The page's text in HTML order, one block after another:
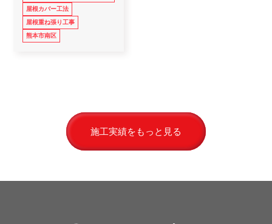
屋根カバー工法
屋根重ね張り工事
熊本市南区
施工実績をもっと見る